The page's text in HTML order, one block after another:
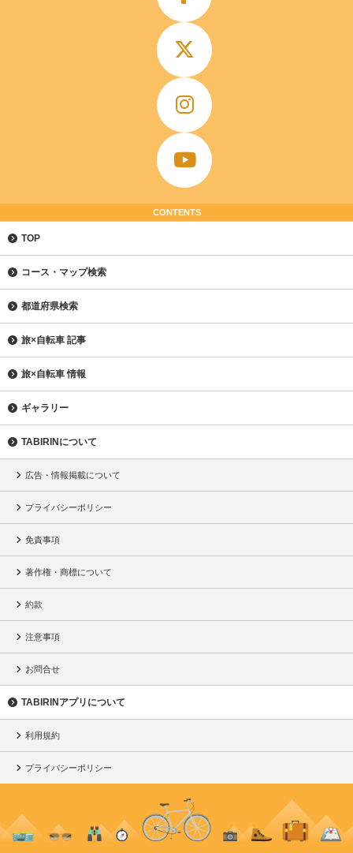
CONTENTS
TOP
コース・マップ検索
都道府県検索
旅×自転車 記事
旅×自転車 情報
ギャラリー
TABIRINについて
広告・情報掲載について
プライバシーポリシー
免責事項
著作権・商標について
約款
注意事項
お問合せ
TABIRINアプリについて
利用規約
プライバシーポリシー